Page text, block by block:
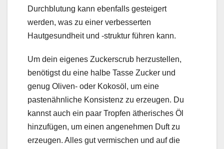
Durchblutung kann ebenfalls gesteigert
werden, was zu einer verbesserten
Hautgesundheit und -struktur führen kann.
Um dein eigenes Zuckerscrub herzustellen,
benötigst du eine halbe Tasse Zucker und
genug Oliven- oder Kokosöl, um eine
pastenähnliche Konsistenz zu erzeugen. Du
kannst auch ein paar Tropfen ätherisches Öl
hinzufügen, um einen angenehmen Duft zu
erzeugen. Alles gut vermischen und auf die